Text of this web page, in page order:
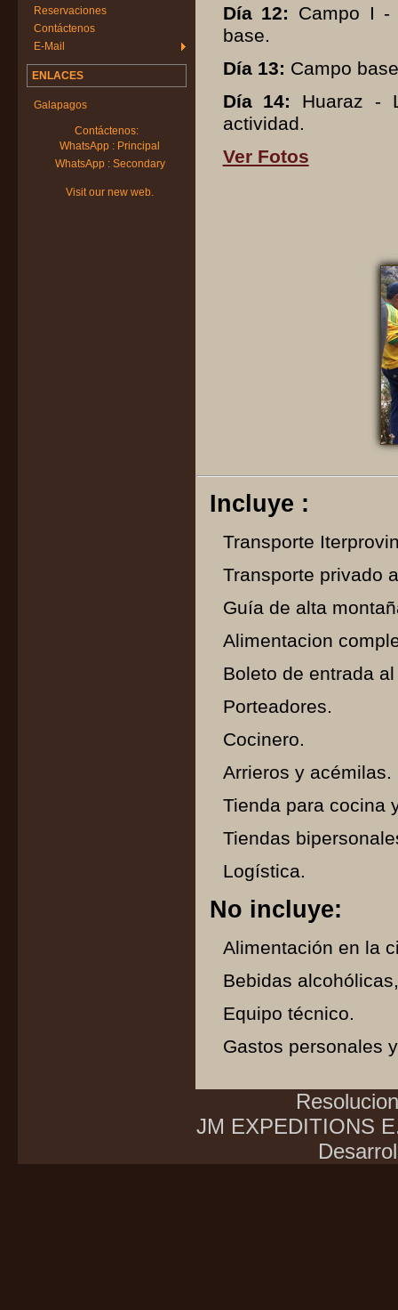
Reservaciones
Contáctenos
E-Mail
ENLACES
Galapagos
Contáctenos:
WhatsApp : Principal
WhatsApp : Secondary
Visit our new web.
Día 12: Campo I -
base.
Día 13: Campo
Día 14:
Huaraz -
actividad.
Ver Fotos
Incluye :
Transporte
Transporte privado
Guía de alta
Alimentacion
Boleto de entrada
Porteadores.
Cocinero.
Arrieros y acémilas.
Tienda para cocina
Tiendas
Logística.
No incluye:
Alimentación en la
Bebidas
Equipo técnico.
Gastos personales
JM EXPEDITIONS